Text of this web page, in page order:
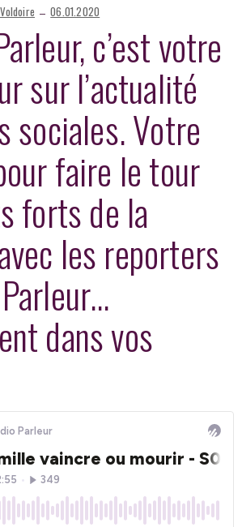
– 06.01.2020
c’est votre
sur l’actualité
sociales. Votre
faire le tour
forts de la
les reporters
dans vos